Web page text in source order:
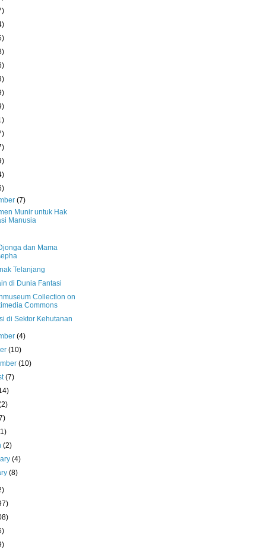
(7)
Munir untuk Hak
Manusia
dan Mama
Telanjang
di Dunia Fantasi
Collection on
Commons
di Sektor Kehutanan
(4)
(10)
(10)
(7)
(2)
(4)
(8)